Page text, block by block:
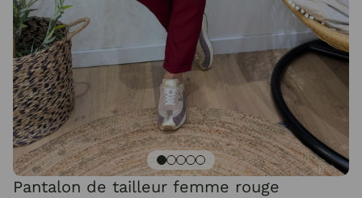
Pantalon de tailleur femme rouge